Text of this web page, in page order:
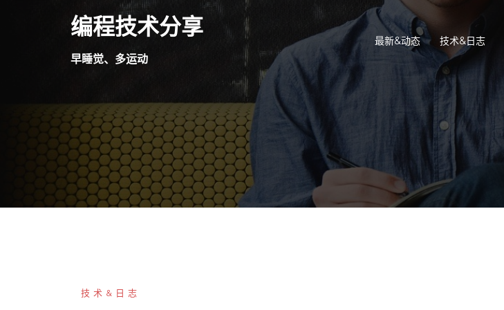
编程技术分享
早睡觉、多运动
最新&动态 技术&日志
技术&日志